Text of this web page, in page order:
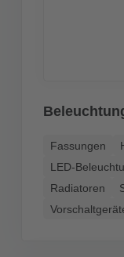
Fassungen
LED-
Radiatoren